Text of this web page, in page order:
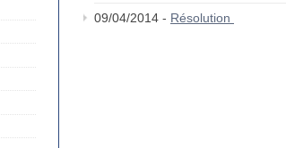
09/04/2014 - Résolution